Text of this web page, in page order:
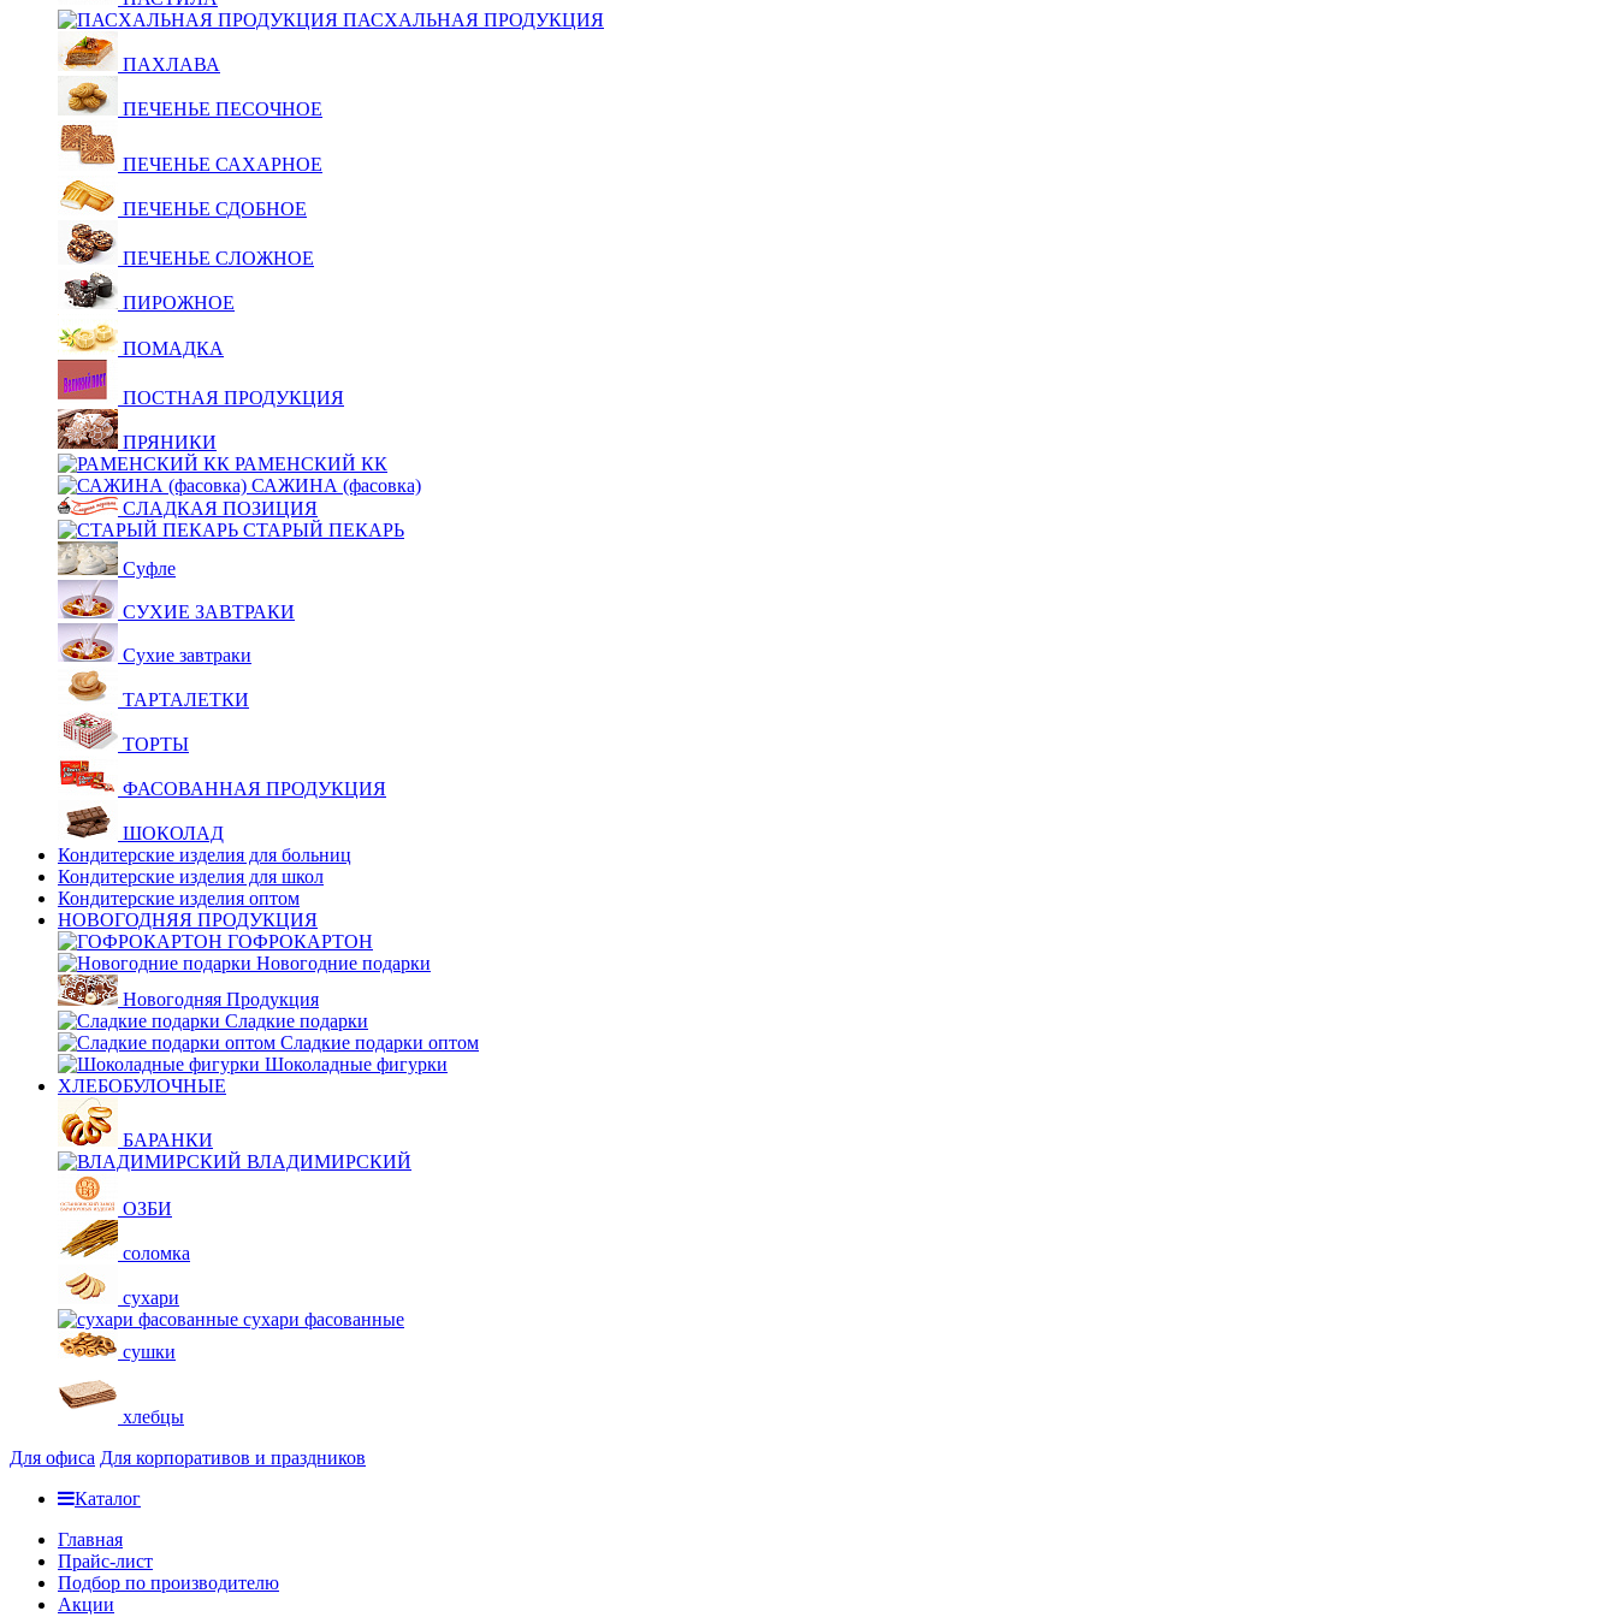
ПАСХАЛЬНАЯ ПРОДУКЦИЯ
ПАХЛАВА
ПЕЧЕНЬЕ ПЕСОЧНОЕ
ПЕЧЕНЬЕ САХАРНОЕ
ПЕЧЕНЬЕ СДОБНОЕ
ПЕЧЕНЬЕ СЛОЖНОЕ
ПИРОЖНОЕ
ПОМАДКА
ПОСТНАЯ ПРОДУКЦИЯ
ПРЯНИКИ
РАМЕНСКИЙ КК
САЖИНА (фасовка)
СЛАДКАЯ ПОЗИЦИЯ
СТАРЫЙ ПЕКАРЬ
Суфле
СУХИЕ ЗАВТРАКИ
Сухие завтраки
ТАРТАЛЕТКИ
ТОРТЫ
ФАСОВАННАЯ ПРОДУКЦИЯ
ШОКОЛАД
Кондитерские изделия для больниц
Кондитерские изделия для школ
Кондитерские изделия оптом
НОВОГОДНЯЯ ПРОДУКЦИЯ
ГОФРОКАРТОН
Новогодние подарки
Новогодняя Продукция
Сладкие подарки
Сладкие подарки оптом
Шоколадные фигурки
ХЛЕБОБУЛОЧНЫЕ
БАРАНКИ
ВЛАДИМИРСКИЙ
ОЗБИ
соломка
сухари
сухари фасованные
сушки
хлебцы
Для офиса Для корпоративов и праздников
Каталог
Главная
Прайс-лист
Подбор по производителю
Акции